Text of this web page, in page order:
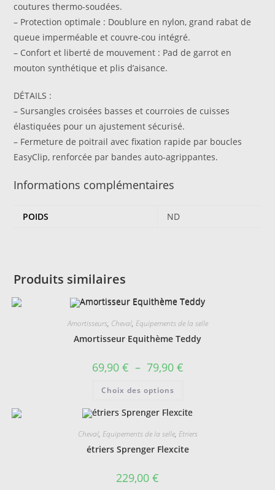
coutures thermo-soudées.
– Protection optimale : Doublure en nylon, grand rabat de
queue imperméable et couvre-cou intégré.
– Confort et liberté de mouvement : Pad de garrot en
mouton synthétique et plis d’aisance.
DÉTAILS :
– Sursangles croisées basses et courroies de cuisses
élastiquées pour un ajustement sécurisé.
– Fermeture de poitrail avec fixation rapide par boucles
EasyClip, renforcée par bandes auto-agrippantes.
Informations complémentaires
POIDS ND
Produits similaires
Amortisseurs, Cheval, Equipements de la selle
Amortisseur Equithème Teddy
69,90 € – 79,90 €Plage
de
79,90 €
Choix des options
plusieurs
variations.
options
être
Cheval, Equipements de la selle, Etriers
étriers Sprenger Flexcite
229,00 €